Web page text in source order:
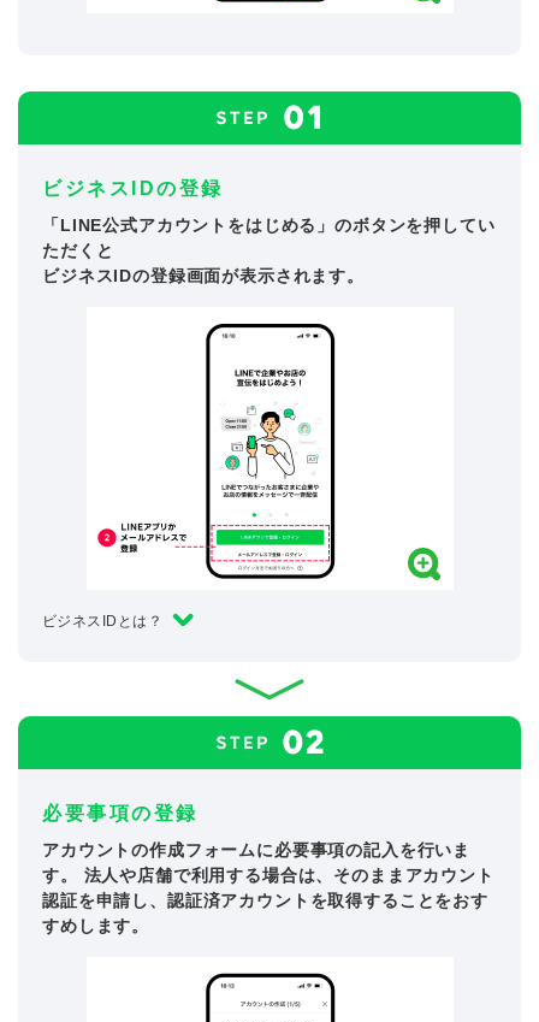
ビジネスIDの登録
「LINE公式アカウントをはじめる」のボタンを押してい
ただくと
ビジネスIDの登録画面が表示されます。
ビジネスIDとは？
必要事項の登録
アカウントの作成フォームに必要事項の記入を行いま
す。 法人や店舗で利用する場合は、そのままアカウント
認証を申請し、認証済アカウントを取得することをおす
すめします。